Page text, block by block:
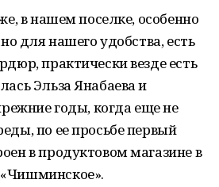
в нашем поселке, особенно
для нашего удобства, есть
практически везде есть
Эльза Янабаева и
годы, когда еще не
по ее просьбе первый
в продуктовом магазине в